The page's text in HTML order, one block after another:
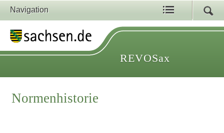
Navigation
REVOSax
Normenhistorie